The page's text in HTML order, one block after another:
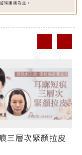
詢建議為主。
三層次緊顏拉皮